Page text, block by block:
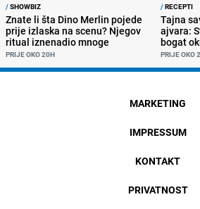
/SHOWBIZ
Znate li šta Dino Merlin pojede
prije izlaska na scenu? Njegov
ritual iznenadio mnoge
PRIJE OKO 20H
/RECEPTI
Tajna
ajvara:
bogat
PRIJE OKO
MARKETING
IMPRESSUM
KONTAKT
PRIVATNOST